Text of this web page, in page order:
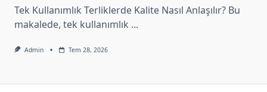
Tek Kullanımlık Terliklerde Kalite Nasıl Anlaşılır? Bu
makalede, tek kullanımlık ...
Admin Tem 28, 2026